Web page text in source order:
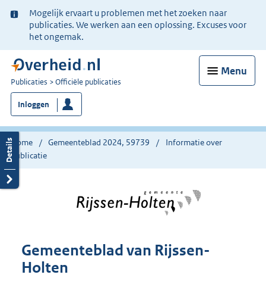
Ter
informatie:
Mogelijk ervaart u problemen met het zoeken naar
publicaties. We werken aan een oplossing. Excuses voor
het ongemak.
Menu
U
bent
nu
hier:
Publicaties Officiële publicaties
Inloggen
Home Gemeenteblad 2024, 59739
Informatie over
publicatie
Gemeenteblad van Rijssen-
Holten